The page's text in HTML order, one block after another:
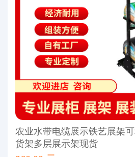
农业水带电缆展示铁艺展架
货架多层展示架现货